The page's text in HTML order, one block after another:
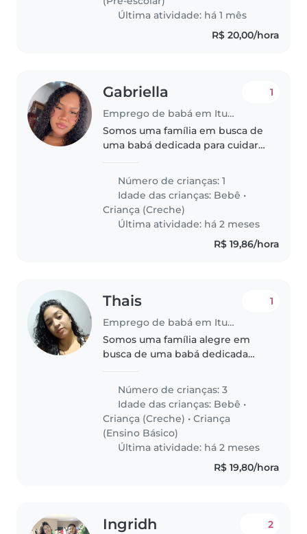
Última atividade: há 1 mês
R$ 20,00/hora
Gabriella
Emprego de babá em Itumbiara
1
Somos uma família em busca de
uma babá dedicada para cuidar
energia, curiosidade e
brincadeiras. Preferimos que o
cuidado seja na casa da babá. Se..
Número de crianças: 1
Idade das crianças: Bebê •
Criança (Creche)
Última atividade: há 2 meses
R$ 19,86/hora
Thais
Emprego de babá em Itumbiara
1
Somos uma família alegre em
busca de uma babá dedicada
um bebê, um pré-escolar e um
escolar. Nossas crianças são
amigáveis, faladoras e adoram
brincar...
Número de crianças: 3
Idade das crianças: Bebê •
Criança (Creche) •Criança
(Ensino Básico)
Última atividade: há 2 meses
R$ 19,80/hora
Ingridh 2